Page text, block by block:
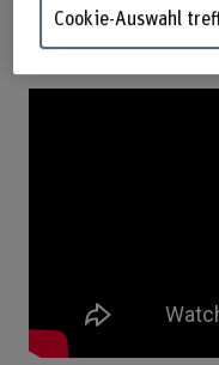
«Am Puls der
März 2021
Cookie-Auswahl